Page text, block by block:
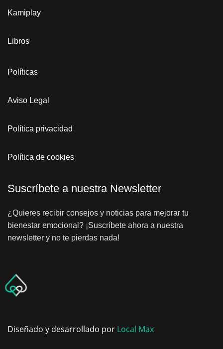
Kamiplay
Libros
Políticas
Aviso Legal
Política privacidad
Política de cookies
Suscríbete a nuestra Newsletter
¿Quieres recibir consejos y noticias para mejorar tu
bienestar emocional? ¡Suscríbete ahora a nuestra
newsletter y no te pierdas nada!
Diseñado y desarrollado por Local Max